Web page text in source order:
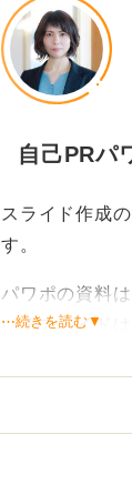
自己PRパ
スライド作成
す。
パワポの資料
いるスライド
ンスが良いで
⋯続きを読む▼